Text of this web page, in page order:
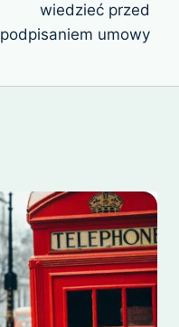
wiedzieć przed
podpisaniem umowy